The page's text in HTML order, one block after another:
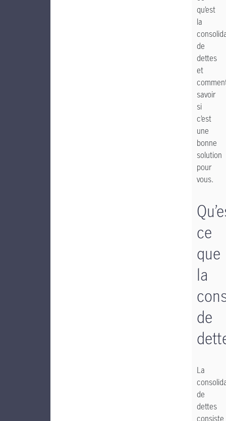
qu’est
la
de
dettes
et
savoir
si
c’est
une
bonne
solution
pour
vous.
ce
que
la
de
La
de
dettes
consiste